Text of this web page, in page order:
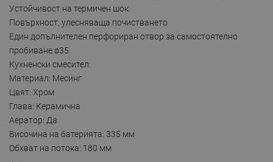
Устойчивост на термичен шок
Повърхност, улесняваща почистването
Един допълнителен перфориран отвор за самостоятелно
пробиване ø35
Кухненски смесител:
Материал: Месинг
Цвят: Хром
Глава: Керамична
Аератор: Да
Височина на батерията: 335 мм
Обхват на потока: 180 мм